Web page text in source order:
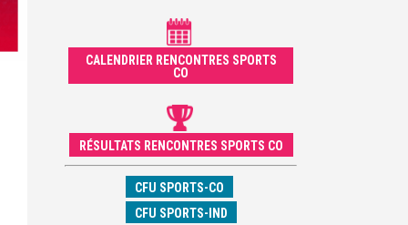
CALENDRIER RENCONTRES SPORTS
CO
RÉSULTATS RENCONTRES SPORTS CO
CFU SPORTS-CO
CFU SPORTS-IND